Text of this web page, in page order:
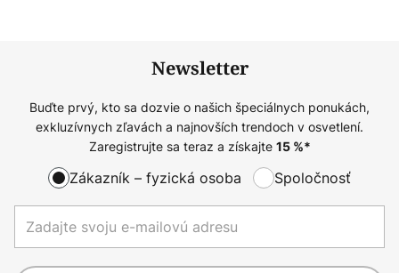
Newsletter
Buďte prvý, kto sa dozvie o našich špeciálnych ponukách,
exkluzívnych zľavách a najnovších trendoch v osvetlení.
Zaregistrujte sa teraz a získajte 15%*
Zákazník – fyzická osoba Spoločnosť